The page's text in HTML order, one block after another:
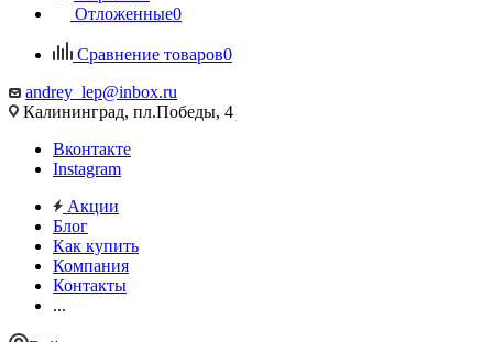
Отложенные0
Сравнение товаров0
andrey_lep@inbox.ru
Калининград, пл.Победы, 4
Вконтакте
Instagram
Акции
Блог
Как купить
Компания
Контакты
...